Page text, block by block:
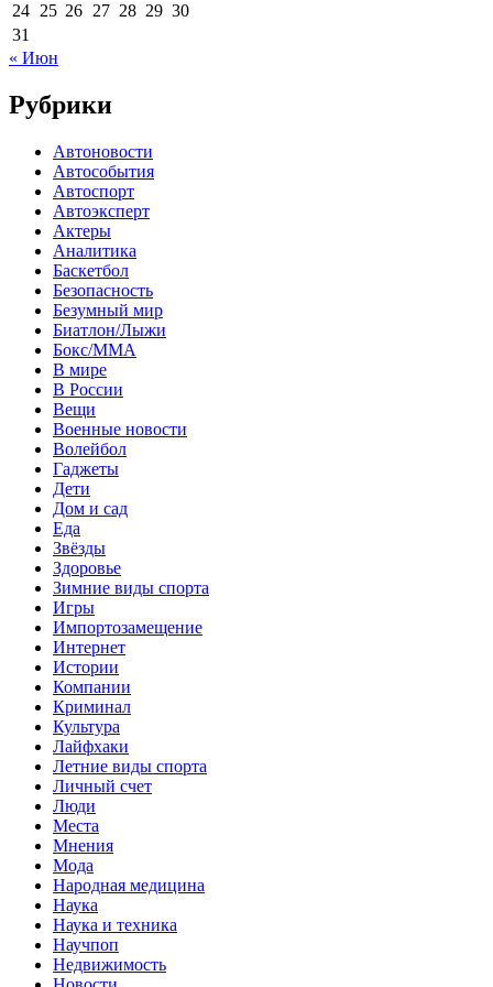
24 25 26 27 28 29 30
31
« Июн
Рубрики
Автоновости
Автособытия
Автоспорт
Автоэксперт
Актеры
Аналитика
Баскетбол
Безопасность
Безумный мир
Биатлон/Лыжи
Бокс/MMA
В мире
В России
Вещи
Военные новости
Волейбол
Гаджеты
Дети
Дом и сад
Еда
Звёзды
Здоровье
Зимние виды спорта
Игры
Импортозамещение
Интернет
Истории
Компании
Криминал
Культура
Лайфхаки
Летние виды спорта
Личный счет
Люди
Места
Мнения
Мода
Народная медицина
Наука
Наука и техника
Научпоп
Недвижимость